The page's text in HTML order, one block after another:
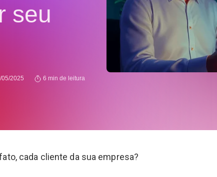
seu
05/2025 6 min de leitura
cada cliente da sua empresa?